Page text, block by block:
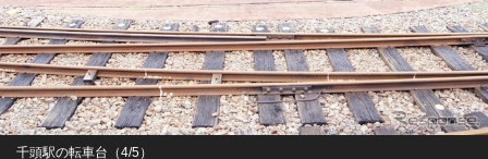
千頭駅の転車台（4/5）